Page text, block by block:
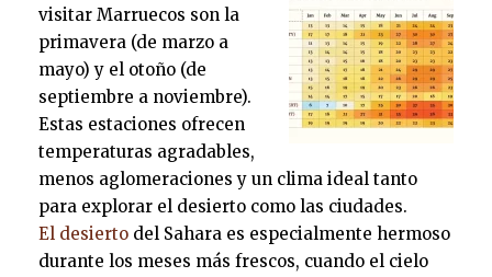
visitar Marruecos son la
primavera (de marzo a
mayo) y el otoño (de
septiembre a noviembre).
Estas estaciones ofrecen
temperaturas agradables,
menos aglomeraciones y un clima ideal tanto
para explorar el desierto como las ciudades.
El desierto del Sahara es especialmente hermoso
durante los meses más frescos, cuando el cielo